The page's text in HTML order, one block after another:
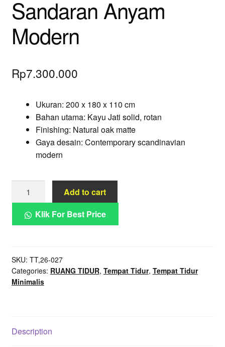
Sandaran Anyam
Modern
Rp7.300.000
Ukuran: 200 x 180 x 110 cm
Bahan utama: Kayu Jati solid, rotan
Finishing: Natural oak matte
Gaya desain: Contemporary scandinavian
modern
Weave
Noir
Grid
Sandaran
Anyam
Modern
Add to cart
Klik For Best Price
SKU: TT,26-027
Categories: RUANG TIDUR, Tempat Tidur, Tempat Tidur
Minimalis
Description